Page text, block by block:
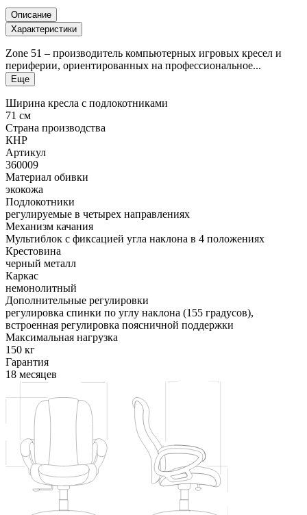
Описание
Характеристики
Zone 51 – производитель компьютерных игровых кресел и
периферии, ориентированных на профессиональное...
Еще
Ширина кресла с подлокотниками
71 см
Страна производства
КНР
Артикул
360009
Материал обивки
экокожа
Подлокотники
регулируемые в четырех направлениях
Механизм качания
Мультиблок с фиксацией угла наклона в 4 положениях
Крестовина
черный металл
Каркас
немонолитный
Дополнительные регулировки
регулировка спинки по углу наклона (155 градусов),
встроенная регулировка поясничной поддержки
Максимальная нагрузка
150 кг
Гарантия
18 месяцев